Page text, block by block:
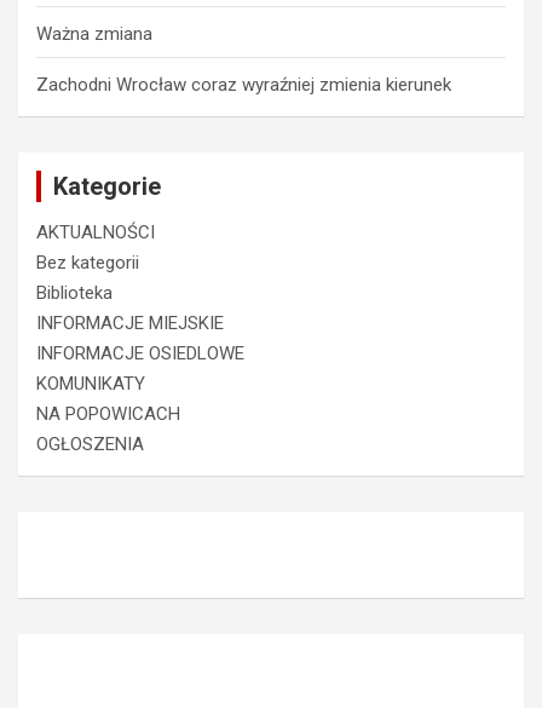
Ważna zmiana
Zachodni Wrocław coraz wyraźniej zmienia kierunek
Kategorie
AKTUALNOŚCI
Bez kategorii
Biblioteka
INFORMACJE MIEJSKIE
INFORMACJE OSIEDLOWE
KOMUNIKATY
NA POPOWICACH
OGŁOSZENIA